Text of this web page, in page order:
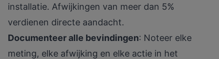
installatie. Afwijkingen van meer dan 5%
verdienen directe aandacht.
Documenteer alle bevindingen: Noteer elke
meting, elke afwijking en elke actie in het